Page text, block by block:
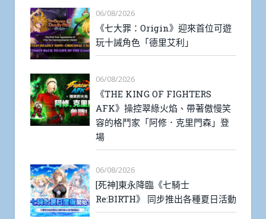
06/08/2026
《七大罪：Origin》迎來首位可遊
玩十誡角色「德里艾利」
06/08/2026
《THE KING OF FIGHTERS
AFK》操控翠綠火焰、帶著傲慢笑
容的格鬥家「阿修．克里門森」登
場
06/08/2026
[死神]東永降臨《七騎士
Re:BIRTH》 同步推出各種夏日活動